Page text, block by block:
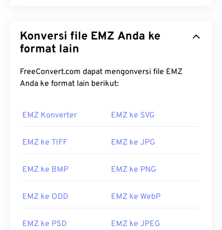
Konversi file EMZ Anda ke
format lain
FreeConvert.com dapat mengonversi file EMZ
Anda ke format lain berikut:
EMZ Konverter EMZ ke SVG
EMZ ke TIFF EMZ ke JPG
EMZ ke BMP EMZ ke PNG
EMZ ke ODD EMZ ke WebP
EMZ ke PSD EMZ ke JPEG